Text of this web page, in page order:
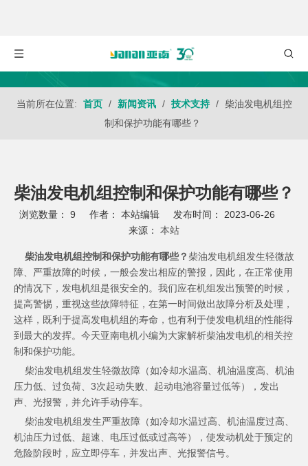
当前所在位置: 首页 / 新闻资讯 / 技术支持 /
柴油发电机组控
制和保护功能有哪些？
柴油发电机组控制和保护功能有哪些？
浏览数量： 9 作者： 本站编辑 发布时间： 2023-06-26
来源： 本站
["wechat","weibo","qzone","douban","email"]
柴油发电机组控制和保护功能有哪些？ 柴油发电机组发生轻微故
障、严重故障的时候，一般会发出相应的警报，因此，在正常使用
的情况下，发电机组是很安全的。我们应在机组发出预警的时候，
提高警惕，重视这些故障特征，在第一时间做出故障分析及处理，
这样，既利于提高发电机组的寿命，也有利于使发电机组的性能得
到最大的发挥。今天亚南电机小编为大家解析柴油发电机的相关控
制和保护功能。
柴油发电机组发生轻微故障（如冷却水温高、机油温度高、机油
压力低、过负荷、3次起动失败、起动电池容量过低等），发出
声、光报警，并允许手动停车。
柴油发电机组发生严重故障（如冷却水温过高、机油温度过高、
机油压力过低、超速、电压过低或过高等），使发动机处于预定的
危险阶段时，应立即停车，并发出声、光报警信号。